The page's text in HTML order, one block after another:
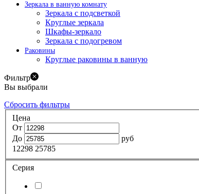
Зеркала в ванную комнату
Зеркала с подсветкой
Круглые зеркала
Шкафы-зеркало
Зеркала с подогревом
Раковины
Круглые раковины в ванную
Фильтр
Вы выбрали
Сбросить фильтры
Цена
От
До
руб
12298 25785
Серия